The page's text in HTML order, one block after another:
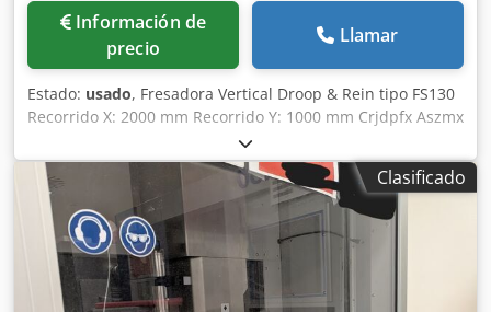
Información de
precio
Llamar
Estado: usado, Fresadora Vertical Droop & Rein tipo FS130
Recorrido X: 2000 mm Recorrido Y: 1000 mm Crjdpfx Aszmx
Tyji Ajf Recorrido Z: 1000 mm Husillo SA 50 Salida de
husillo sensible: 200 mm Rotación: de 31,5 a 1600 RPM
Tamaño de la mesa: 2400 x 1070 mm Profundidad de
garganta: 950 mm Cabezal basculante Motor del husillo:
22 kW Escala HEIDENHAIN 3 ejes Año de construcción:
1976 Cuadro eléctrico nuevo en 2006 Voltaje: 380 V Ancho:
3500 mm Profundidad: 4700 mm Altura total: 4500 mm
Peso: 26 T
Clasificado